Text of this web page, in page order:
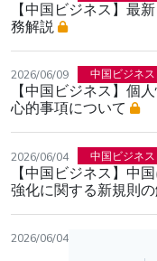
【中国ビジネス】最
務解説
2026/06/09 中国ビジネス
【中国ビジネス】個
心的事項について
2026/06/04 中国ビジネス
【中国ビジネス】中
強化に関する新規則
2026/06/04